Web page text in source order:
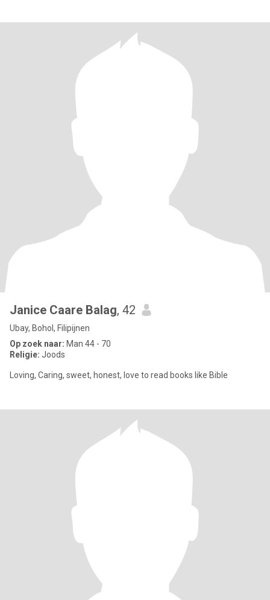
Janice Caare Balag, 42
Ubay, Bohol, Filipijnen
Op zoek naar: Man 44 - 70
Religie: Joods
Loving, Caring, sweet, honest, love to read books like Bible